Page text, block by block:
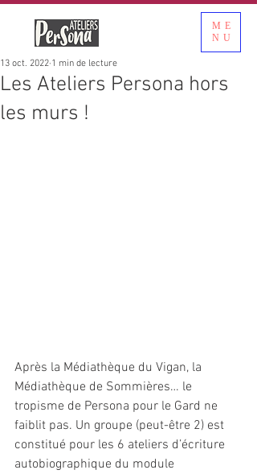
ME
NU
Les Ateliers Persona hors
les murs !
13 oct. 2022 1 min de lecture
Après la Médiathèque du Vigan, la
Médiathèque de Sommières… le
tropisme de Persona pour le Gard ne
faiblit pas. Un groupe (peut-être 2) est
constitué pour les 6 ateliers d’écriture
autobiographique du module